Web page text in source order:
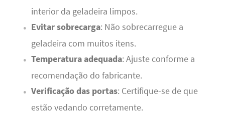
interior da geladeira limpos.
Evitar sobrecarga: Não sobrecarregue a
geladeira com muitos itens.
Temperatura adequada: Ajuste conforme a
recomendação do fabricante.
Verificação das portas: Certifique-se de que
estão vedando corretamente.